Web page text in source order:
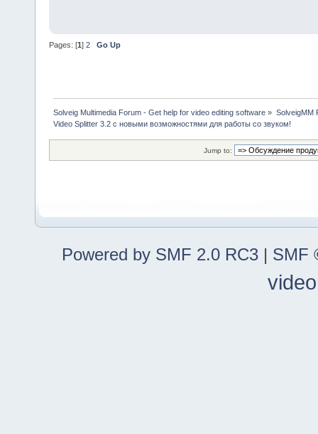
Pages: [1] 2 Go Up
Solveig Multimedia Forum - Get help for video editing software » SolveigMM
Video Splitter 3.2 c новыми возможностями для работы со звуком!
Jump to:
Powered by SMF 2.0 RC3 | SMF